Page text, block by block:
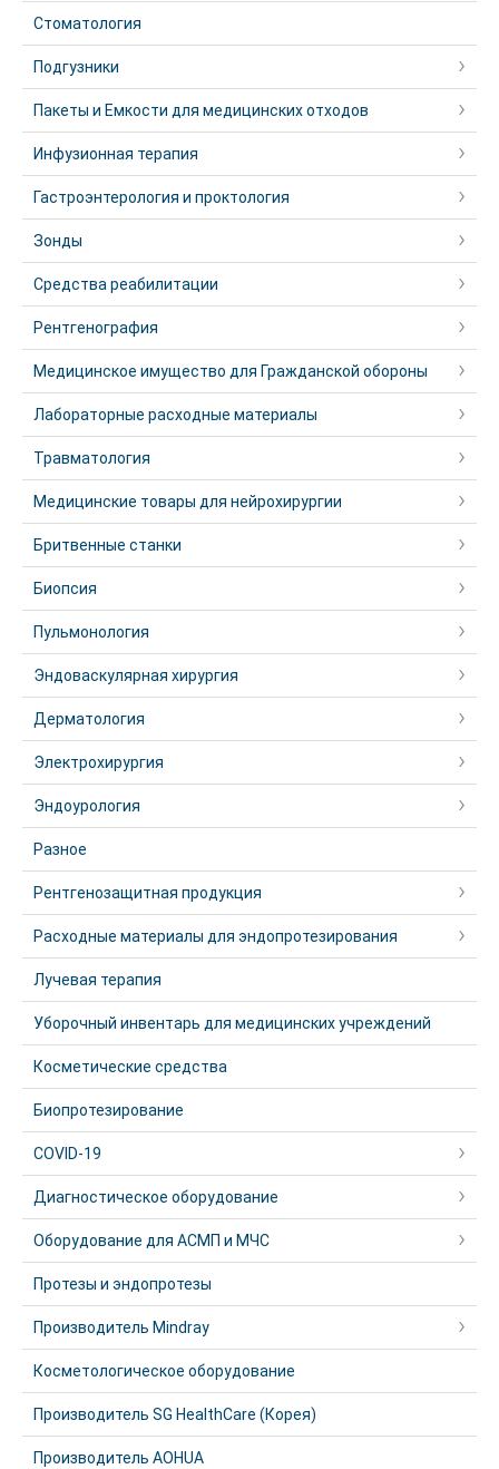
Стоматология
Подгузники
Пакеты и Емкости для медицинских отходов
Инфузионная терапия
Гастроэнтерология и проктология
Зонды
Средства реабилитации
Рентгенография
Медицинское имущество для Гражданской обороны
Лабораторные расходные материалы
Травматология
Медицинские товары для нейрохирургии
Бритвенные станки
Биопсия
Пульмонология
Эндоваскулярная хирургия
Дерматология
Электрохирургия
Эндоурология
Разное
Рентгенозащитная продукция
Расходные материалы для эндопротезирования
Лучевая терапия
Уборочный инвентарь для медицинских учреждений
Косметические средства
Биопротезирование
COVID-19
Диагностическое оборудование
Оборудование для АСМП и МЧС
Протезы и эндопротезы
Производитель Mindray
Косметологическое оборудование
Производитель SG HealthCare (Корея)
Производитель AOHUA